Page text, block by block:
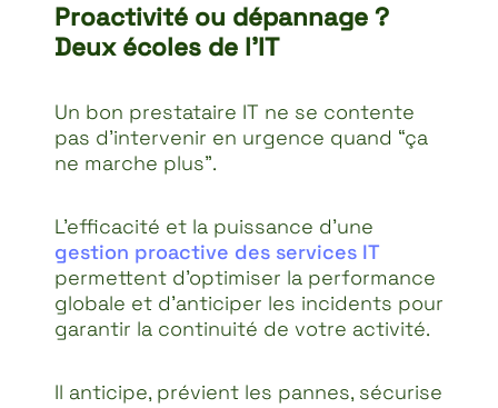
Proactivité ou dépannage ?
Deux écoles de l’IT
Un bon prestataire IT ne se contente
pas d’intervenir en urgence quand “ça
ne marche plus”.
L’efficacité et la puissance d’une
gestion proactive des services IT
permettent d’optimiser la performance
globale et d’anticiper les incidents pour
garantir la continuité de votre activité.
Il anticipe, prévient les pannes, sécurise